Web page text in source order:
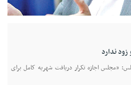
ندارد
«مجلس اجازه تکرار دریافت شهریه کامل برای